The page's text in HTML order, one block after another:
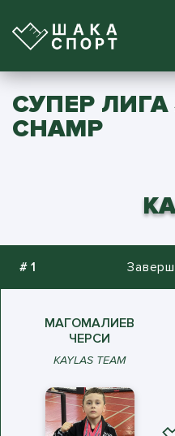
CУПЕР
CHAMP
# 1
МАГОМАЛИЕВ
ЧЕРСИ
KAYLAS TEAM